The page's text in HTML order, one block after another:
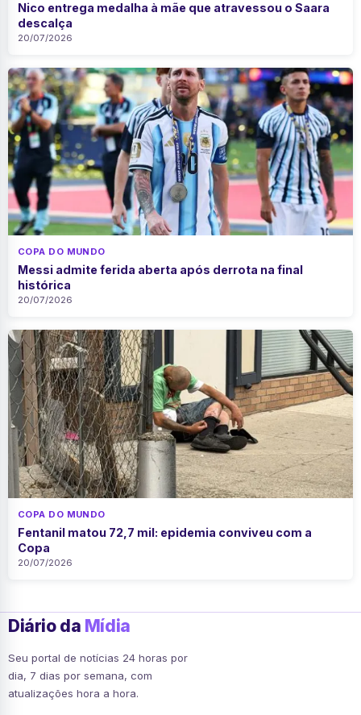
Nico entrega medalha à mãe que atravessou o Saara
descalça
20/07/2026
COPA DO MUNDO
Messi admite ferida aberta após derrota na final
histórica
20/07/2026
COPA DO MUNDO
Fentanil matou 72,7 mil: epidemia conviveu com a
Copa
20/07/2026
Diário da Mídia
Seu portal de notícias 24 horas por
dia, 7 dias por semana, com
atualizações hora a hora.